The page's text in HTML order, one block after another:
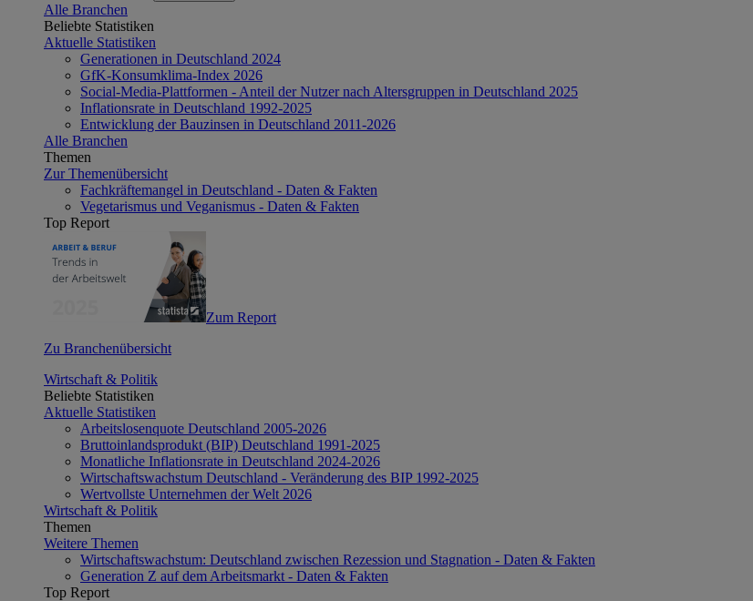
Alle Branchen
Beliebte Statistiken
Aktuelle Statistiken
Generationen in Deutschland 2024
GfK-Konsumklima-Index 2026
Social-Media-Plattformen - Anteil der Nutzer nach Altersgruppen in Deutschland 2025
Inflationsrate in Deutschland 1992-2025
Entwicklung der Bauzinsen in Deutschland 2011-2026
Alle Branchen
Themen
Zur Themenübersicht
Fachkräftemangel in Deutschland - Daten & Fakten
Vegetarismus und Veganismus - Daten & Fakten
Top Report
Zum Report
Zu Branchenübersicht
Wirtschaft & Politik
Beliebte Statistiken
Aktuelle Statistiken
Arbeitslosenquote Deutschland 2005-2026
Bruttoinlandsprodukt (BIP) Deutschland 1991-2025
Monatliche Inflationsrate in Deutschland 2024-2026
Wirtschaftswachstum Deutschland - Veränderung des BIP 1992-2025
Wertvollste Unternehmen der Welt 2026
Wirtschaft & Politik
Themen
Weitere Themen
Wirtschaftswachstum: Deutschland zwischen Rezession und Stagnation - Daten & Fakten
Generation Z auf dem Arbeitsmarkt - Daten & Fakten
Top Report